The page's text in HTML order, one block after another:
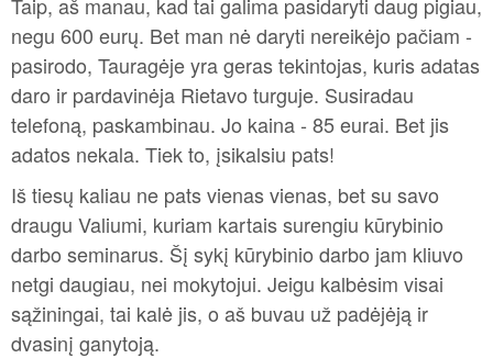
negu 600 eurų. Bet man nė daryti nereikėjo pačiam -
pasirodo, Tauragėje yra geras tekintojas, kuris adatas
daro ir pardavinėja Rietavo turguje. Susiradau
telefoną, paskambinau. Jo kaina - 85 eurai. Bet jis
adatos nekala. Tiek to, įsikalsiu pats!
Iš tiesų kaliau ne pats vienas vienas, bet su savo
draugu Valiumi, kuriam kartais surengiu kūrybinio
darbo seminarus. Šį sykį kūrybinio darbo jam kliuvo
netgi daugiau, nei mokytojui. Jeigu kalbėsim visai
sąžiningai, tai kalė jis, o aš buvau už padėjėją ir
dvasinį ganytoją.